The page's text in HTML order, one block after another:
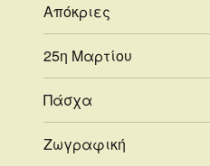
Απόκριες
25η Μαρτίου
Πάσχα
Ζωγραφική